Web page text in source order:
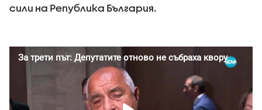
сили на Република България.